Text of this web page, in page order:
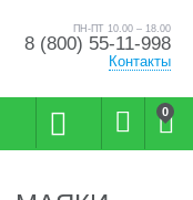
ПН-ПТ 10.00 – 18.00
8 (800) 55-11-998
Контакты
0